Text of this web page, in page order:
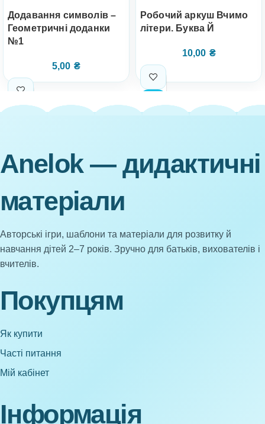
Додавання символів –
Геометричні доданки
№1
5,00 ₴
Робочий аркуш Вчимо
літери. Буква Й
10,00 ₴
Anelok — дидактичні
матеріали
Авторські ігри, шаблони та матеріали для розвитку й
навчання дітей 2–7 років. Зручно для батьків, вихователів і
вчителів.
Покупцям
Як купити
Часті питання
Мій кабінет
Інформація